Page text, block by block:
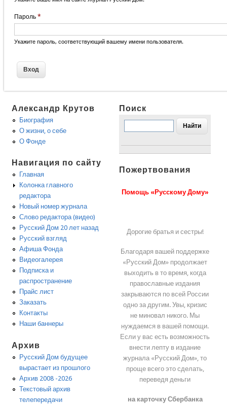
Пароль *
Укажите пароль, соответствующий вашему имени пользователя.
Александр Крутов
Биография
О жизни, о себе
О Фонде
Навигация по сайту
Главная
Колонка главного
редактора
Новый номер журнала
Слово редактора (видео)
Русский Дом 20 лет назад
Русский взгляд
Афиша Фонда
Видеогалерея
Подписка и
распространение
Прайс лист
Заказать
Контакты
Наши баннеры
Архив
Русский Дом будущее
вырастает из прошлого
Архив 2008 -2026
Текстовый архив
телепередачи
Поиск
Пожертвования
Помощь «Русскому Дому»
Дорогие братья и сестры!
Благодаря вашей поддержке
«Русский Дом» продолжает
выходить в то время, когда
православные издания
закрываются по всей России
одно за другим. Увы, кризис
не миновал никого. Мы
нуждаемся в вашей помощи.
Если у вас есть возможность
внести лепту в издание
журнала «Русский Дом», то
проще всего это сделать,
переведя деньги
на карточку Сбербанка